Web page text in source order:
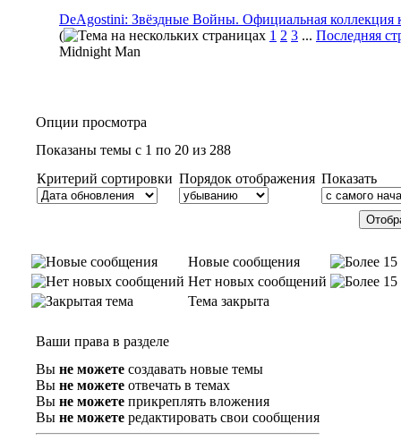
DeAgostini: Звёздные Войны. Официальная коллекция
(
1 2 3 ... Последняя
Midnight Man
Опции просмотра
Показаны темы с 1 по 20 из 288
Критерий сортировки Порядок отображения Показать
Новые сообщения
Нет новых сообщений
Тема закрыта
Ваши права в разделе
Вы не можете создавать новые темы
Вы не можете отвечать в темах
Вы не можете прикреплять вложения
Вы не можете редактировать свои сообщения